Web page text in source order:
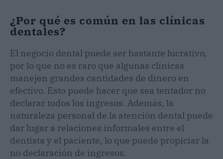
¿Por qué es común en las clínicas
dentales?
El negocio dental puede ser bastante lucrativo,
por lo que no es raro que algunas clínicas
manejen grandes cantidades de dinero en
efectivo. Esto puede hacer que sea tentador no
declarar todos los ingresos. Además, la
naturaleza personal de la atención dental puede
dar lugar a relaciones informales entre el
dentista y el paciente, lo que puede propiciar la
no declaración de ingresos.